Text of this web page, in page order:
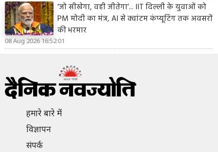
‘जो सीखेगा, वही जीतेगा’... IIT दिल्ली के युवाओं को
PM मोदी का मंत्र, AI से क्वांटम कंप्यूटिंग तक अवसरों
की भरमार
08 Aug 2026 16:52:01
हमारे बारे में
विज्ञापन
संपर्क